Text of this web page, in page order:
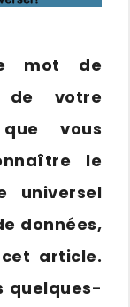
mot de
de votre
vous
le
universel
données,
article.
quelques-